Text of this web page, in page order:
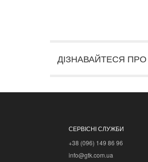
ДІЗНАВАЙТЕСЯ
СЕРВІСНІ СЛУЖБИ
+38 (096) 149 86 96
info@gtk.com.ua